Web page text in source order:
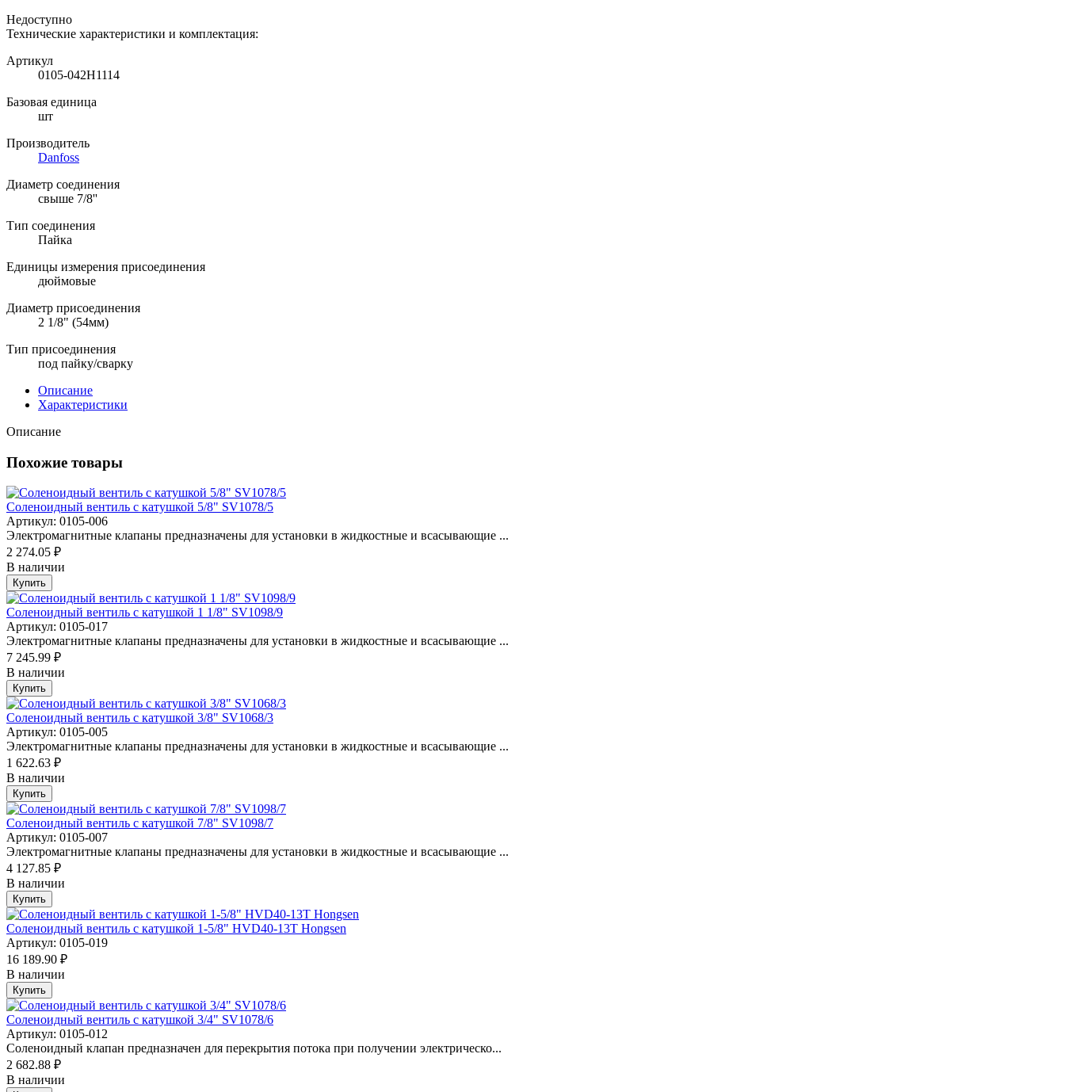
Недоступно
Технические характеристики и комплектация:
Артикул
0105-042H1114
Базовая единица
шт
Производитель
Danfoss
Диаметр соединения
свыше 7/8''
Тип соединения
Пайка
Единицы измерения присоединения
дюймовые
Диаметр присоединения
2 1/8" (54мм)
Тип присоединения
под пайку/сварку
Описание
Характеристики
Описание
Похожие товары
Соленоидный вентиль с катушкой 5/8" SV1078/5
Артикул: 0105-006
Электромагнитные клапаны предназначены для установки в жидкостные и всасывающие ...
2 274.05 ₽
В наличии
Купить
Соленоидный вентиль с катушкой 1 1/8" SV1098/9
Артикул: 0105-017
Электромагнитные клапаны предназначены для установки в жидкостные и всасывающие ...
7 245.99 ₽
В наличии
Купить
Соленоидный вентиль с катушкой 3/8" SV1068/3
Артикул: 0105-005
Электромагнитные клапаны предназначены для установки в жидкостные и всасывающие ...
1 622.63 ₽
В наличии
Купить
Соленоидный вентиль с катушкой 7/8" SV1098/7
Артикул: 0105-007
Электромагнитные клапаны предназначены для установки в жидкостные и всасывающие ...
4 127.85 ₽
В наличии
Купить
Соленоидный вентиль с катушкой 1-5/8" HVD40-13T Hongsen
Артикул: 0105-019
16 189.90 ₽
В наличии
Купить
Соленоидный вентиль с катушкой 3/4" SV1078/6
Артикул: 0105-012
Соленоидный клапан предназначен для перекрытия потока при получении электрическо...
2 682.88 ₽
В наличии